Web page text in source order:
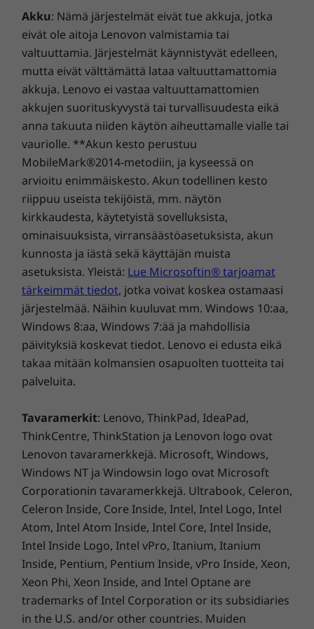
Yritystason turvallisuus
Käynnistä laite ja kirjaudu sisään välittömästi
yhdellä kosketuksella – älykäs virranhallinta,
virtapainikkeeseen integroitu turvallinen
sormenjälkitunnistin, saa kaiken
toimintavalmiiksi muutamassa sekunnissa.
Trusted Platform Module (TPM) salaa tietosi.
Lisäksi verkkokameran suljin varmistaa, että
kamera pysyy pois päältä silloin, kun haluat.
Saumaton ja nopea yhteys
Varmista tuottavuutesi vakaalla
verkkoyhteydellä, pienemmällä viiveellä,
suuremmalla kaistanleveydellä ja WiFi 6E*
‑tekniikan huomattavasti suuremmalla
nopeudella. Lisää USB-C:n tehokkuutta
Lenovo Vantage
McAfee®LiveSafe™ (kokeiluversio)
Office 365 (kokeiluversio, paitsi Japanissa)
Myyntipakkauksen sisältö
ThinkBook 13s Gen 4 (13 tuumaa, Intel)
65 W:n virtalähde (PSU)
Pika-aloitusopas
Tekniset tiedot saattavat vaihdella alueittain/malleittain.
Akku: Nämä järjestelmät eivät tue akkuja, jotka
eivät ole aitoja Lenovon valmistamia tai
valtuuttamia. Järjestelmät käynnistyvät edelleen,
mutta eivät välttämättä lataa valtuuttamattomia
akkuja. Lenovo ei vastaa valtuuttamattomien
akkujen suorituskyvystä tai turvallisuudesta eikä
anna takuuta niiden käytön aiheuttamalle vialle tai
vauriolle. **Akun kesto perustuu
MobileMark®2014-metodiin, ja kyseessä on
arvioitu enimmäiskesto. Akun todellinen kesto
riippuu useista tekijöistä, mm. näytön
kirkkaudesta, käytetyistä sovelluksista,
ominaisuuksista, virransäästöasetuksista, akun
kunnosta ja iästä sekä käyttäjän muista
asetuksista. Yleistä: Lue Microsoftin® tarjoamat
tärkeimmät tiedot, jotka voivat koskea ostamaasi
järjestelmää. Näihin kuuluvat mm. Windows 10:aa,
Windows 8:aa, Windows 7:ää ja mahdollisia
päivityksiä koskevat tiedot. Lenovo ei edusta eikä
takaa mitään kolmansien osapuolten tuotteita tai
palveluita.
Tavaramerkit: Lenovo, ThinkPad, IdeaPad,
ThinkCentre, ThinkStation ja Lenovon logo ovat
Lenovon tavaramerkkejä. Microsoft, Windows,
Windows NT ja Windowsin logo ovat Microsoft
Corporationin tavaramerkkejä. Ultrabook, Celeron,
Celeron Inside, Core Inside, Intel, Intel Logo, Intel
Atom, Intel Atom Inside, Intel Core, Intel Inside,
Intel Inside Logo, Intel vPro, Itanium, Itanium
Inside, Pentium, Pentium Inside, vPro Inside, Xeon,
Xeon Phi, Xeon Inside, and Intel Optane are
trademarks of Intel Corporation or its subsidiaries
in the U.S. and/or other countries. Muiden